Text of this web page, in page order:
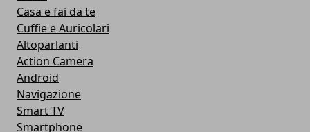
Casa e fai da te
Cuffie e Auricolari
Altoparlanti
Action Camera
Android
Navigazione
Smart TV
Smartphone